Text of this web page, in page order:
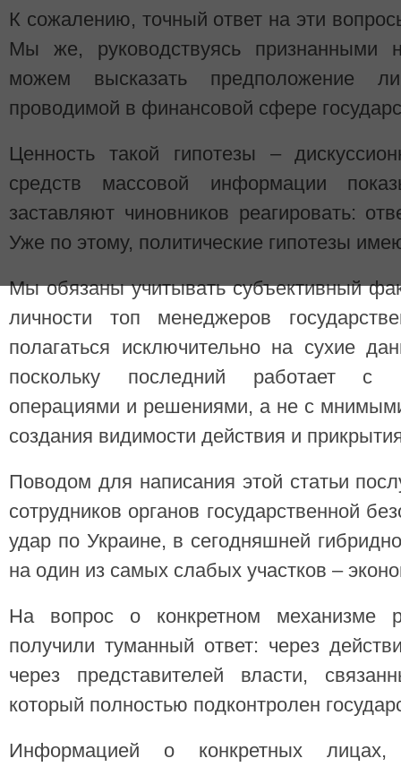
К сожалению, точный ответ на эти
Мы же, руководствуясь признанными
можем высказать предположение
проводимой в финансовой сфере
Ценность такой гипотезы –
средств массовой информации
заставляют чиновников реагировать:
Уже по этому, политические гипотезы
Мы обязаны учитывать субъективный
личности топ менеджеров
полагаться исключительно на сухие
поскольку последний работает с
операциями и решениями, а не с
создания видимости действия и
Поводом для написания этой статьи
сотрудников органов государственной
удар по Украине, в сегодняшней
на один из самых слабых участков –
На вопрос о конкретном механизме
получили туманный ответ: через
через представителей власти,
который полностью подконтролен
Информацией о конкретных лицах,